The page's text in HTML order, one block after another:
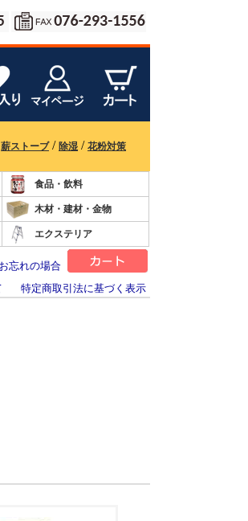
薪ストーブ/ 除湿 / 花粉対策
食品・飲料
木材・建材・金物
エクステリア
忘れの場合
特定商取引法に基づく表示